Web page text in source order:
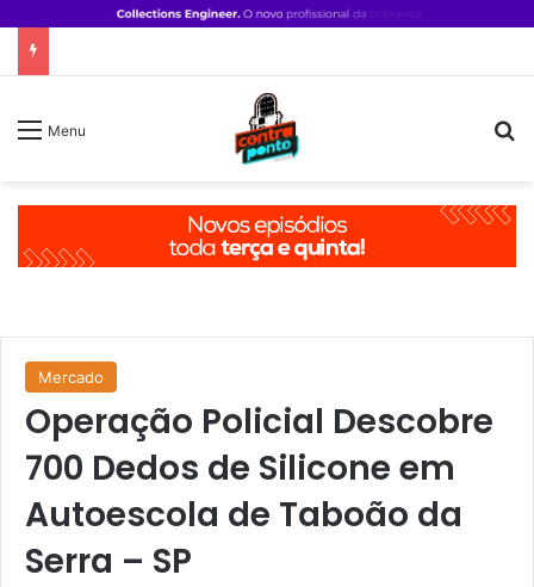
Menu
Mercado
Operação Policial Descobre
700 Dedos de Silicone em
Autoescola de Taboão da
Serra – SP